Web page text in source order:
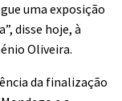
uma exposição
disse hoje, à
Oliveira.
da finalização